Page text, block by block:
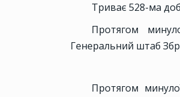
Триває 528-ма
Протягом
Генеральний штаб
Протягом